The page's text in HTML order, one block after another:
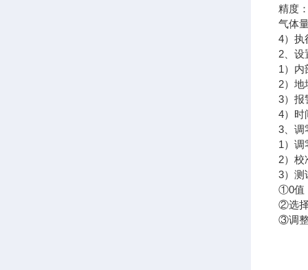
精度
气体
4）执
2、设
1）内
2）地
3）报
4）时
3、调
1）调
2）校
3）测
①0值
②选择
③调整